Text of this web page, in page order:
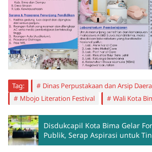
Tag: Dinas Perpustakaan dan Arsip
Mbojo Literation Festival
Wali Kota
Disdukcapil Kota Bima Gelar
Publik, Serap Aspirasi untuk
Pelayanan